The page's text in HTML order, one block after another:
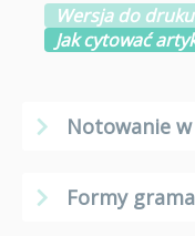
Wersja do druku
Jak cytować
Notowanie w
Formy